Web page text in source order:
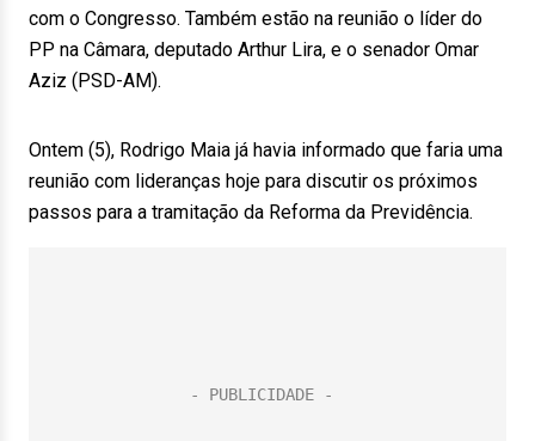
com o Congresso. Também estão na reunião o líder do
PP na Câmara, deputado Arthur Lira, e o senador Omar
Aziz (PSD-AM).
Ontem (5), Rodrigo Maia já havia informado que faria uma
reunião com lideranças hoje para discutir os próximos
passos para a tramitação da Reforma da Previdência.